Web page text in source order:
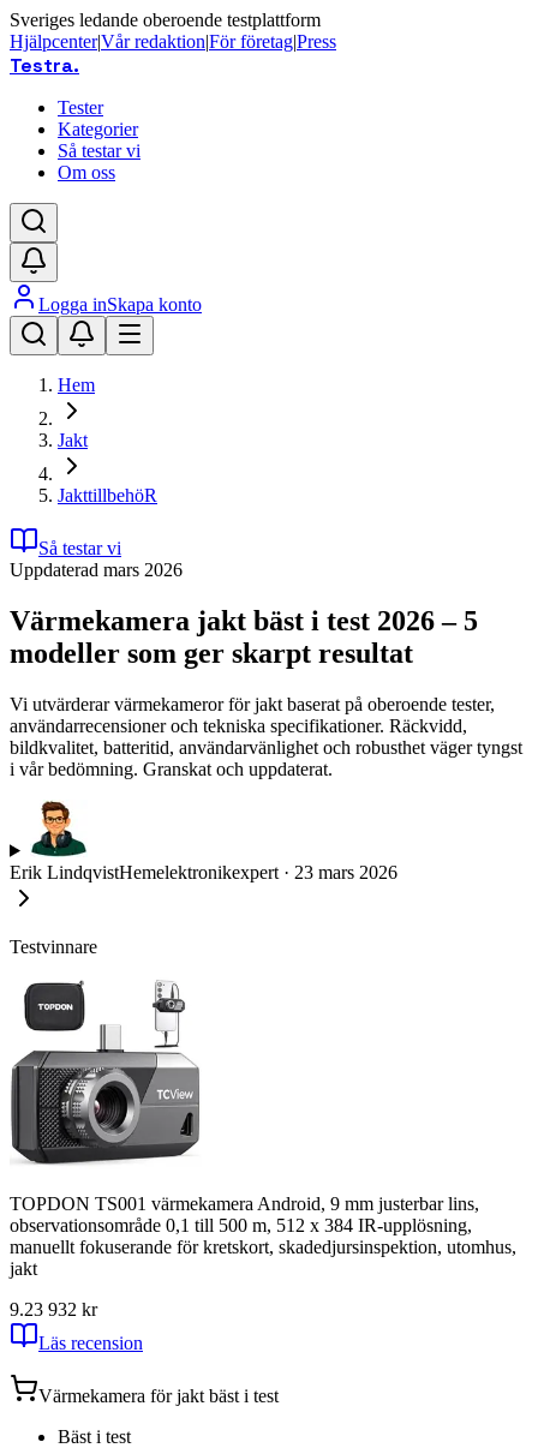
Sveriges ledande oberoende testplattform
Hjälpcenter|Vår redaktion|För företag|Press
Testra.
Tester
Kategorier
Så testar vi
Om oss
Logga inSkapa konto
Hem
Jakt
JakttillbehöR
Så testar vi
Uppdaterad mars 2026
Värmekamera jakt bäst i test 2026 – 5
modeller som ger skarpt resultat
Vi utvärderar värmekameror för jakt baserat på oberoende tester,
användarrecensioner och tekniska specifikationer. Räckvidd,
bildkvalitet, batteritid, användarvänlighet och robusthet väger tyngst
i vår bedömning. Granskat och uppdaterat.
Erik LindqvistHemelektronikexpert · 23 mars 2026
Testvinnare
TOPDON TS001 värmekamera Android, 9 mm justerbar lins,
observationsområde 0,1 till 500 m, 512 x 384 IR-upplösning,
manuellt fokuserande för kretskort, skadedjursinspektion, utomhus,
jakt
9.23 932 kr
Läs recension
Värmekamera för jakt bäst i test
Bäst i test